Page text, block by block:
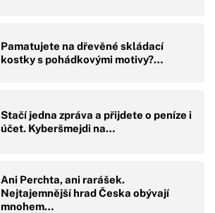
Pamatujete na dřevěné skládací
kostky s pohádkovými motivy?…
Stačí jedna zpráva a přijdete o peníze i
účet. Kyberšmejdi na…
Ani Perchta, ani rarášek.
Nejtajemnější hrad Česka obývají
mnohem…